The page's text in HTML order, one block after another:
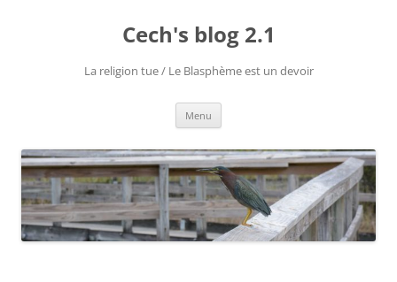
Cech's blog 2.1
La religion tue / Le Blasphème est un devoir
Menu